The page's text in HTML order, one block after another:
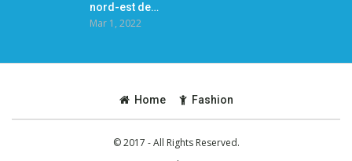
nord-est de…
Mar 1, 2022
Home Fashion
© 2017 - All Rights Reserved.